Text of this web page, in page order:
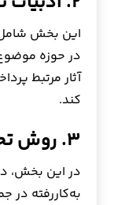
این بخش شامل
در حوزه
آثار مرتبط
کند.
۳. روش تحقیق
در این بخش،
به‌کاررفته در